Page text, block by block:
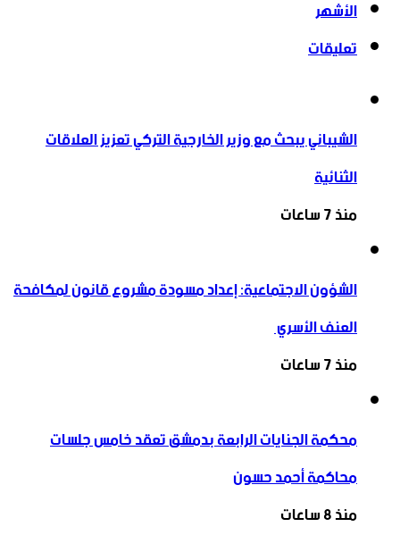
الأشهر
تعليقات
الشيباني يبحث مع وزير الخارجية التركي تعزيز العلاقات
الثنائية
منذ 7 ساعات
الشؤون الاجتماعية: إعداد مسودة مشروع قانون لمكافحة
العنف الأسري ‏
منذ 7 ساعات
محكمة الجنايات الرابعة بدمشق تعقد خامس جلسات
محاكمة أحمد حسون
منذ 8 ساعات